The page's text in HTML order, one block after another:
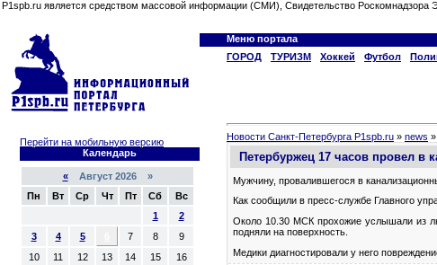
P1spb.ru является средством массовой информации (СМИ), Свидетельство
Меню портала
ГОРОД
ТУРИЗМ Хоккей Футбол
Перейти на мобильную версию
Календарь
«Август 2026 »
Пн
Вт Ср Чт Пт Сб
Вс
1
2
3
4 5 7 8
9
10
11 12 13 14 15
16
Новости Санкт-Петербурга P1spb.ru » news
Петербуржец 17 часов провел в
Мужчину, провалившегося в
Как сообщили в пресс-службе Главного
Около 10.30 МСК прохожие услышали из
подняли на поверхность.
Медики диагностировали у него